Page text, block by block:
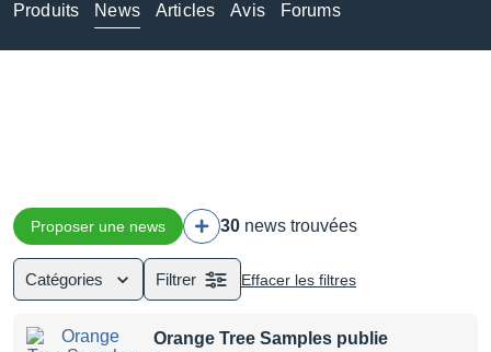
Produits
News Articles Avis Forums
Proposer une news 30 news trouvées
Catégories Filtrer Effacer les filtres
Orange Tree Samples publie